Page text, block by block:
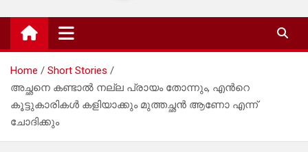
Mazhavil Thalukal
Malayalam Kadhakal
Home
Short Stories
അച്ഛനെ കണ്ടാൽ നല്ല പ്രായം തോന്നും, എൻറെ
കൂട്ടുകാരികൾ കളിയാക്കും മുത്തച്ഛൻ ആണോ എന്ന്
ചോദിക്കും